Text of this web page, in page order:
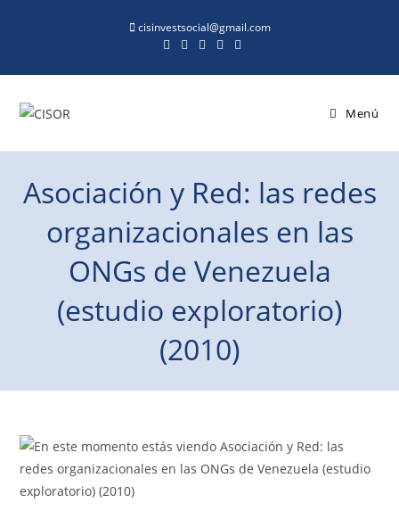
cisinvestsocial@gmail.com
Menú
Asociación y Red: las redes
organizacionales en las
ONGs de Venezuela
(estudio exploratorio)
(2010)